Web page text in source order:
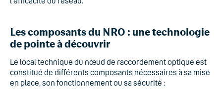
Les composants du NRO : une technologie
de pointe à découvrir
Le local technique du nœud de raccordement optique est
constitué de différents composants nécessaires à sa mise
en place, son fonctionnement ou sa sécurité :